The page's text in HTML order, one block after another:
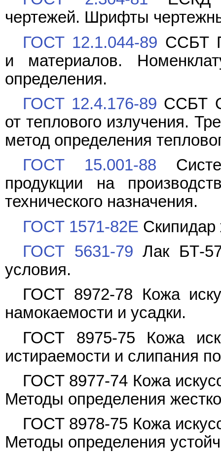
чертежей. Шрифты
ГОСТ 12.1.044-89 ССБТ
и материалов.
определения.
ГОСТ 12.4.176-89 ССБТ
от теплового излучения.
метод определения
ГОСТ 15.001-88
продукции на
технического назначения.
ГОСТ 1571-82Е Скипидар
ГОСТ 5631-79 Лак БТ-
условия.
ГОСТ 8972-78 Кожа
намокаемости и усадки.
ГОСТ 8975-75 Кожа
истираемости и слипания
ГОСТ 8977-74 Кожа
Методы определения
ГОСТ 8978-75 Кожа
Методы определения